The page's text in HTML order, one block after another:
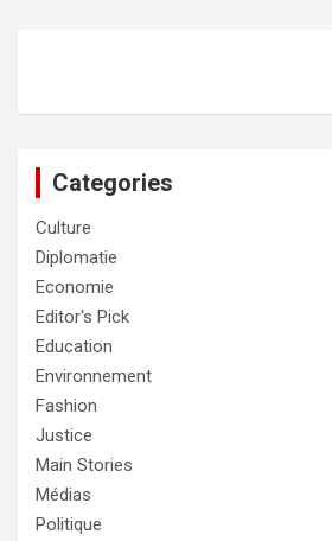
Categories
Culture
Diplomatie
Economie
Editor's Pick
Education
Environnement
Fashion
Justice
Main Stories
Médias
Politique